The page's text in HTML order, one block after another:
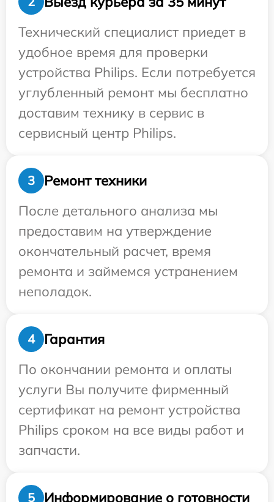
Технический специалист приедет в
удобное время для проверки
устройства Philips. Если потребуется
углубленный ремонт мы бесплатно
доставим технику в сервис в
сервисный центр Philips.
3
Ремонт техники
После детального анализа мы
предоставим на утверждение
окончательный расчет, время
ремонта и займемся устранением
неполадок.
4
Гарантия
По окончании ремонта и оплаты
услуги Вы получите фирменный
сертификат на ремонт устройства
Philips сроком на все виды работ и
запчасти.
5 Информирование о готовности